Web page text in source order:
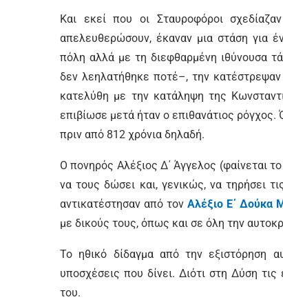
Και εκεί που οι Σταυροφόροι
απελευθερώσουν, έκαναν μια στάση για
πόλη αλλά με τη διεφθαρμένη ιθύνουσα
δεν λεηλατήθηκε ποτέ–, την
κατελύθη με την κατάληψη της
επιβίωσε μετά ήταν ο επιθανάτιος
πριν από 812 χρόνια δηλαδή.
Ο πονηρός Αλέξιος Δ΄ Άγγελος (φαίνεται
να τους δώσει και, γενικώς, να τηρήσει
αντικατέστησαν από τον Αλέξιο Ε΄ Δούκα
με δικούς τους, όπως και σε όλη την
Το ηθικό δίδαγμα από την εξιστόρηση
υποσχέσεις που δίνει. Διότι στη Δύση
του.